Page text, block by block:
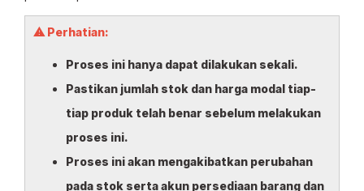
⚠ Perhatian:
Proses ini hanya dapat dilakukan sekali.
Pastikan jumlah stok dan harga modal tiap-
tiap produk telah benar sebelum melakukan
proses ini.
Proses ini akan mengakibatkan perubahan
pada stok serta akun persediaan barang dan